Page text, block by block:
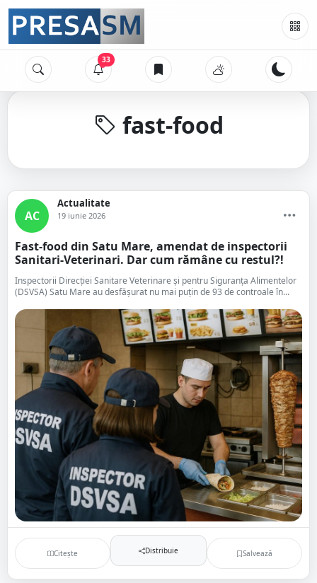
33
fast-food
AC
Actualitate
19 iunie 2026
Fast-food din Satu Mare, amendat de inspectorii
Sanitari-Veterinari. Dar cum rămâne cu restul?!
Inspectorii Direcției Sanitare Veterinare și pentru Siguranța Alimentelor
(DSVSA) Satu Mare au desfășurat nu mai puțin de 93 de controale în...
Citește Distribuie Salvează